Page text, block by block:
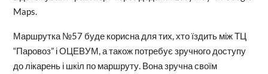
Maps.
Маршрутка №57 буде корисна для тих, хто їздить між ТЦ
“Паровоз” і ОЦЕВУМ, а також потребує зручного доступу
до лікарень і шкіл по маршруту. Вона зручна своїм